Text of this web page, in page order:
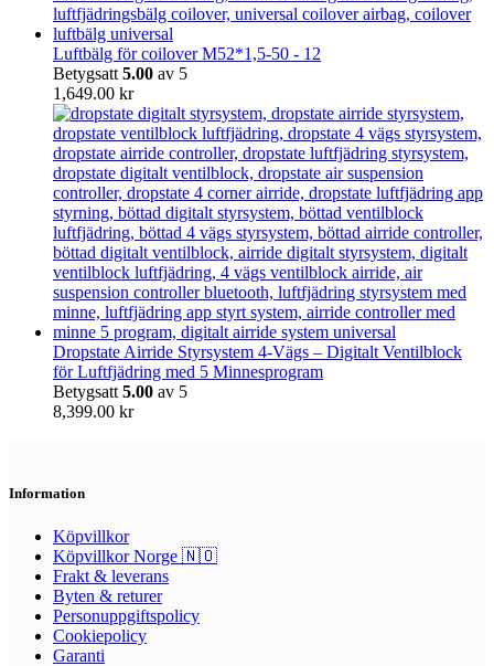
Luftbälg för coilover M52*1,5-50 - 12
Betygsatt5.00 av 5
1,649.00 kr
Dropstate Airride Styrsystem 4-Vägs – Digitalt Ventilblock
för Luftfjädring med 5 Minnesprogram
Betygsatt5.00 av 5
8,399.00 kr
Information
Köpvillkor
Köpvillkor Norge 🇳🇴
Frakt & leverans
Byten & returer
Personuppgiftspolicy
Cookiepolicy
Garanti